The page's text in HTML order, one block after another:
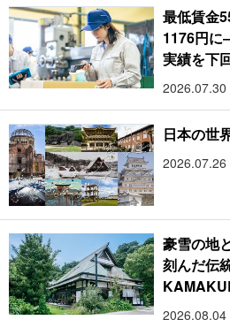
最低賃金
1176円に
実績を下
2026.07.30
日本の世
2026.07.26
豪雪の地
刻んだ伝
2026.08.04